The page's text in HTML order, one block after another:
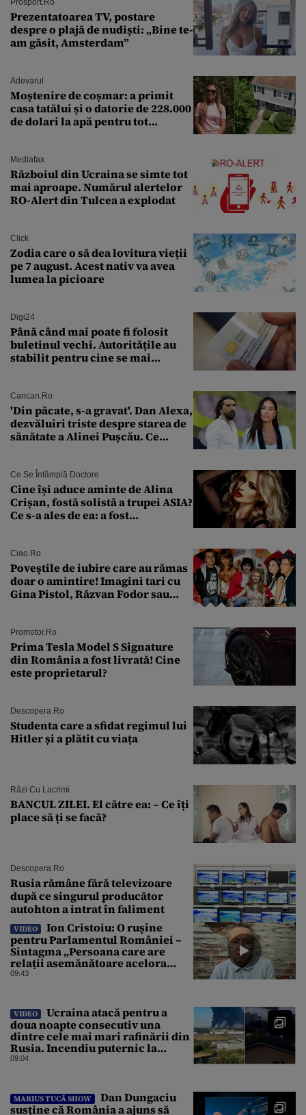
Prosport.ro
Prezentatoarea TV, postare
despre o plajă de nudiști: „Bine te-
am găsit, Amsterdam”
Adevarul
Moștenire de coșmar: a primit
casa tatălui și o datorie de 228.000
de dolari la apă pentru tot
Mediafax
Războiul din Ucraina se simte tot
mai aproape. Numărul alertelor
RO-Alert din Tulcea a explodat
Click
Zodia care o să dea lovitura vieții
pe 7 august. Acest nativ va avea
lumea la picioare
Digi24
Până când mai poate fi folosit
buletinul vechi. Autoritățile au
stabilit pentru cine se mai
Cancan.ro
'Din păcate, s-a gravat'. Dan Alexa,
dezvăluiri triste despre starea de
sănătate a Alinei Pușcău. Ce
Ce Se Întâmplă Doctore
Cine își aduce aminte de Alina
Crișan, fostă solistă a trupei ASIA?
Ce s-a ales de ea: a fost
Ciao.ro
Poveştile de iubire care au rămas
doar o amintire! Imagini tari cu
Gina Pistol, Răzvan Fodor sau
Promotor.ro
Prima Tesla Model S Signature
din România a fost livrată! Cine
este proprietarul?
Descopera.ro
Studenta care a sfidat regimul lui
Hitler și a plătit cu viața
Râzi Cu Lacrimi
BANCUL ZILEI. El către ea: – Ce îți
place să ți se facă?
Descopera.ro
Rusia rămâne fără televizoare
după ce singurul producător
autohton a intrat în faliment
VIDEO
Ion Cristoiu: O rușine
pentru Parlamentul României –
Sintagma „Persoana care are
relații asemănătoare acelora
dintre soți” din Legea ANI
09:43
VIDEO
Ucraina atacă pentru a
doua noapte consecutiv una
dintre cele mai mari rafinării din
Rusia. Incendiu puternic la
instalația din Iaroslavl
09:04
MARIUS TUCĂ SHOW
Dan Dungaciu
susține că România a ajuns să